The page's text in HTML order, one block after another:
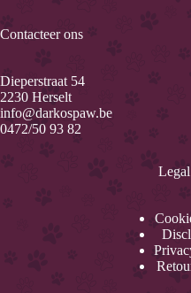
Contacteer ons
Dieperstraat 54
2230 Herselt
info@darkospaw.be
0472/50 93 82
Legal